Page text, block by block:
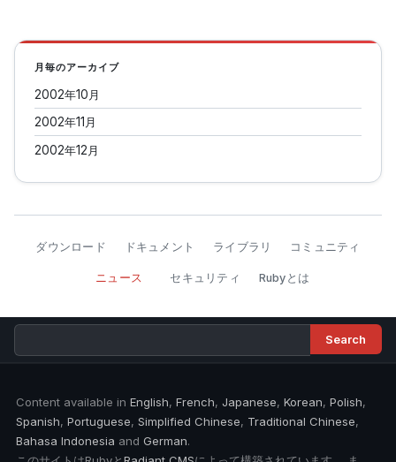
月毎のアーカイブ
2002年10月
2002年11月
2002年12月
ダウンロード ドキュメント ライブラリ コミュニティ
ニュース セキュリティ Rubyとは
Content available in English, French, Japanese, Korean, Polish,
Spanish, Portuguese, Simplified Chinese, Traditional Chinese,
Bahasa Indonesia and German.